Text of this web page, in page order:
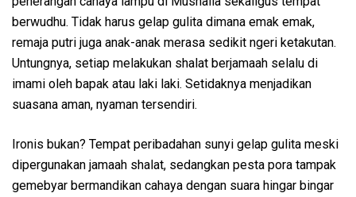
berwudhu. Tidak harus gelap gulita dimana emak emak,
remaja putri juga anak-anak merasa sedikit ngeri ketakutan.
Untungnya, setiap melakukan shalat berjamaah selalu di
imami oleh bapak atau laki laki. Setidaknya menjadikan
suasana aman, nyaman tersendiri.
Ironis bukan? Tempat peribadahan sunyi gelap gulita meski
dipergunakan jamaah shalat, sedangkan pesta pora tampak
gemebyar bermandikan cahaya dengan suara hingar bingar